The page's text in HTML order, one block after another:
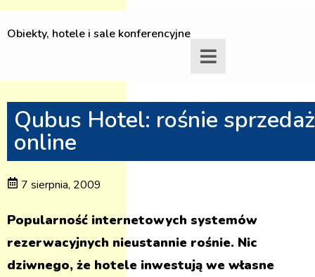
Obiekty, hotele i sale konferencyjne
Qubus Hotel: rośnie sprzedaż
online
7 sierpnia, 2009
Popularność internetowych systemów
rezerwacyjnych nieustannie rośnie. Nic
dziwnego, że hotele inwestują we własne